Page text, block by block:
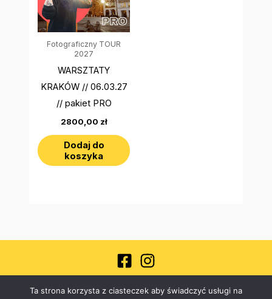
Fotograficzny TOUR
2027
WARSZTATY
KRAKÓW // 06.03.27
// pakiet PRO
2800,00 zł
Dodaj do
koszyka
Ta strona korzysta z ciasteczek aby świadczyć usługi na